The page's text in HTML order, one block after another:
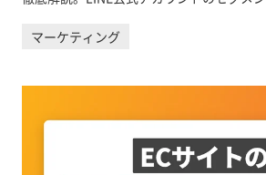
策・LTV向上施策など、売上アップに直結
マーケティング